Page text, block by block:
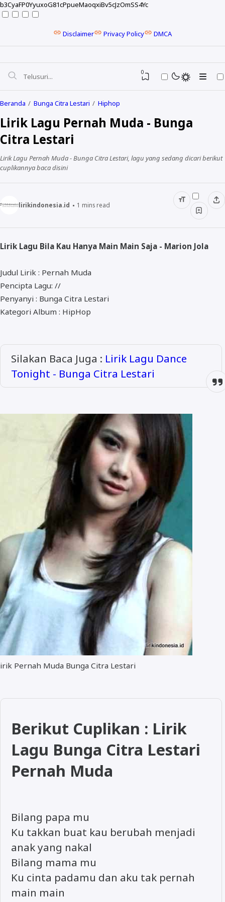
b3CyaFP0YyuxoG81cPpueMaoqxiBv5cJzOmSS4Yc
Disclaimer Privacy Policy DMCA
NELA KARISMA
ALMANAR
RELIGI RAMADHAN
NISA SABYAN
0
Beranda Bunga Citra Lestari Hiphop
Lirik Lagu Pernah Muda - Bunga
Citra Lestari
Lirik Lagu Pernah Muda - Bunga Citra Lestari, lagu yang sedang dicari berikut
cuplikannya baca disini
lirikindonesia.id 1 mins read
Lirik Lagu Bila Kau Hanya Main Main Saja - Marion Jola
Judul Lirik : Pernah Muda
Pencipta Lagu: //
Penyanyi : Bunga Citra Lestari
Kategori Album : HipHop
Silakan Baca Juga : Lirik Lagu Dance
Tonight - Bunga Citra Lestari
irik Pernah Muda Bunga Citra Lestari
Berikut Cuplikan : Lirik
Lagu Bunga Citra Lestari
Pernah Muda
Bilang papa mu
Ku takkan buat kau berubah menjadi
anak yang nakal
Bilang mama mu
Ku cinta padamu dan aku tak pernah
main main